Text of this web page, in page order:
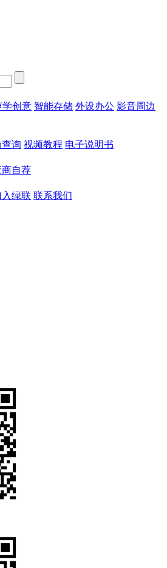
学创意 智能存储 外设办公 影音周边
查询 视频教程 电子说明书
自荐
入绿联 联系我们